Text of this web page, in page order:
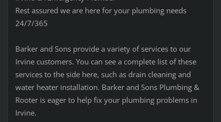
Rest assured we are here for your plumbing needs
24/7/365
Barker and Sons provide a variety of services to our
Irvine customers. You can see a complete list of these
services to the side here, such as drain cleaning and
water heater installation. Barker and Sons Plumbing &
Rooter is eager to help fix your plumbing problems in
Irvine.